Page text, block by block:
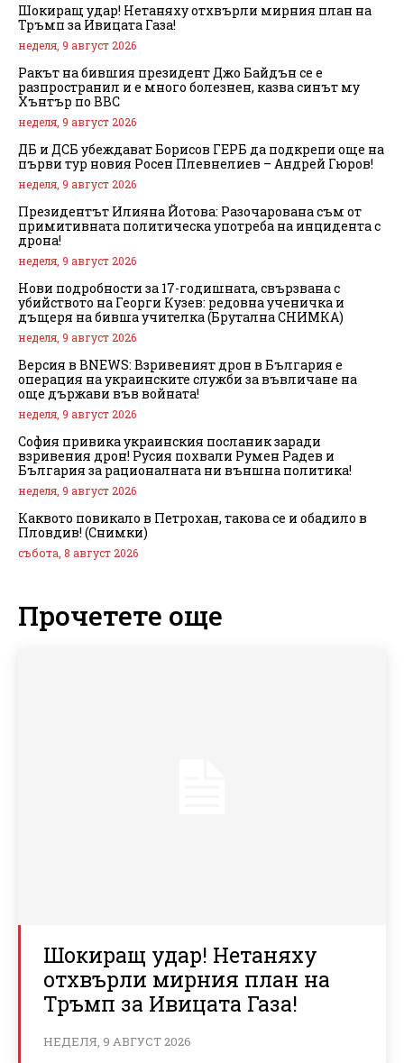
Шокиращ удар! Нетаняху отхвърли мирния план на
Тръмп за Ивицата Газа!
неделя, 9 август 2026
Ракът на бившия президент Джо Байдън се е
разпространил и е много болезнен, казва синът му
Хънтър по BBC
неделя, 9 август 2026
ДБ и ДСБ убеждават Борисов ГЕРБ да подкрепи още на
първи тур новия Росен Плевнелиев – Андрей Гюров!
неделя, 9 август 2026
Президентът Илияна Йотова: Разочарована съм от
примитивната политическа употреба на инцидента с
дрона!
неделя, 9 август 2026
Нови подробности за 17-годишната, свързвана с
убийството на Георги Кузев: редовна ученичка и
дъщеря на бивша учителка (Брутална СНИМКА)
неделя, 9 август 2026
Версия в BNEWS: Взривеният дрон в България е
операция на украинските служби за въвличане на
още държави във войната!
неделя, 9 август 2026
София привика украинския посланик заради
взривения дрон! Русия похвали Румен Радев и
България за рационалната ни външна политика!
неделя, 9 август 2026
Каквото повикало в Петрохан, такова се и обадило в
Пловдив! (Снимки)
събота, 8 август 2026
Прочетете още
Шокиращ удар! Нетаняху
отхвърли мирния план на
Тръмп за Ивицата Газа!
НЕДЕЛЯ, 9 АВГУСТ 2026